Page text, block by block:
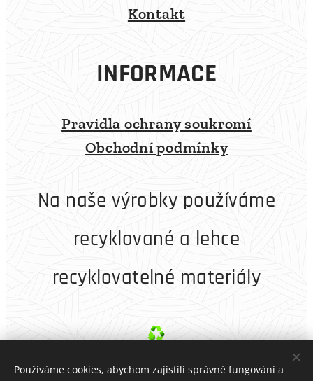
Kontakt
INFORMACE
Pravidla ochrany soukromí
Obchodní podmínky
Na naše výrobky používáme
recyklované a lehce
recyklovatelné materiály
Používáme cookies, abychom zajistili správné fungování a